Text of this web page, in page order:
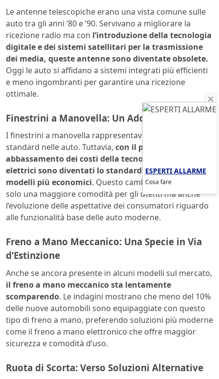
Le antenne telescopiche erano una vista comune sulle
auto tra gli anni ’80 e ’90. Servivano a migliorare la
ricezione radio ma con l’introduzione della tecnologia
digitale e dei sistemi satellitari per la trasmissione
dei media, queste antenne sono diventate obsolete.
Oggi le auto si affidano a sistemi integrati più efficienti
e meno ingombranti per garantire una ricezione
ottimale.
Finestrini a Manovella: Un Addio al Passato
I finestrini a manovella rappresentavano una volta uno
standard nelle auto. Tuttavia, con il progressivo
abbassamento dei costi della tecnologia, i finestrini
elettrici sono diventati lo standard anche per i
modelli più economici. Questo cambio riflette non
solo una maggiore comodità per gli utenti ma anche
l’evoluzione delle aspettative dei consumatori riguardo
alle funzionalità base delle auto moderne.
Freno a Mano Meccanico: Una Specie in Via
d’Estinzione
Anche se ancora presente in alcuni modelli sul mercato,
il freno a mano meccanico sta lentamente
scomparendo. Le indagini mostrano che meno del 10%
delle nuove automobili sono equipaggiate con questo
tipo di freno a mano, preferendo soluzioni più moderne
come il freno a mano elettronico che offre maggior
sicurezza e comodità d’uso.
Ruota di Scorta: Verso Soluzioni Alternative
ESPERTI ALLARME
Cosa fare